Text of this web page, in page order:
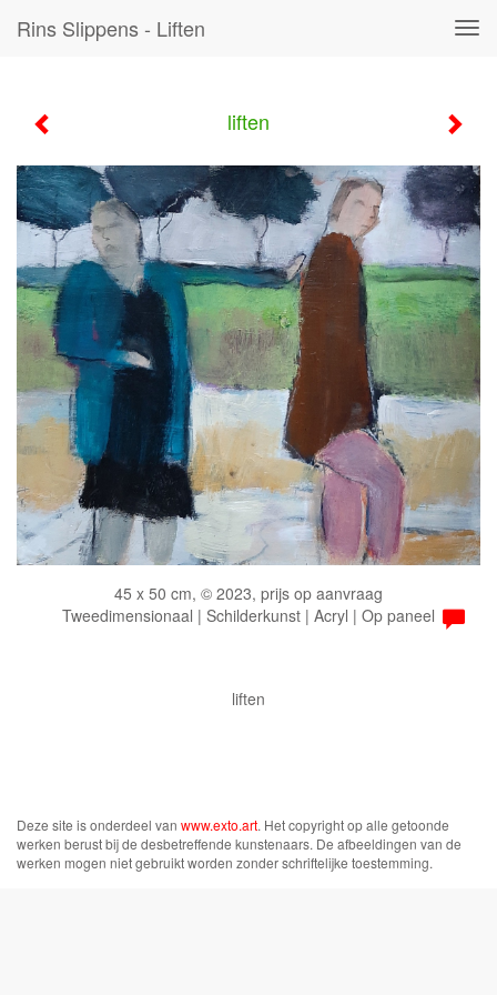
Rins Slippens - Liften
liften
45 x 50 cm, © 2023, prijs op aanvraag
Tweedimensionaal | Schilderkunst | Acryl | Op paneel
liften
Deze site is onderdeel van www.exto.art. Het copyright op alle getoonde
werken berust bij de desbetreffende kunstenaars. De afbeeldingen van de
werken mogen niet gebruikt worden zonder schriftelijke toestemming.